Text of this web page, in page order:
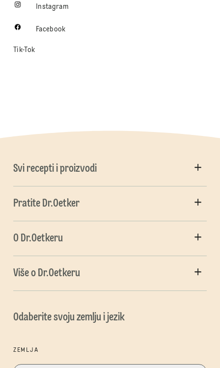
Instagram
Facebook
Tik-Tok
Svi recepti i proizvodi
Pratite Dr.Oetker
O Dr.Oetkeru
Više o Dr.Oetkeru
Odaberite svoju zemlju i jezik
ZEMLJA